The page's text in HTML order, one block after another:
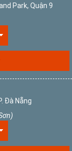
Park, Quận 9
Đà Nẵng